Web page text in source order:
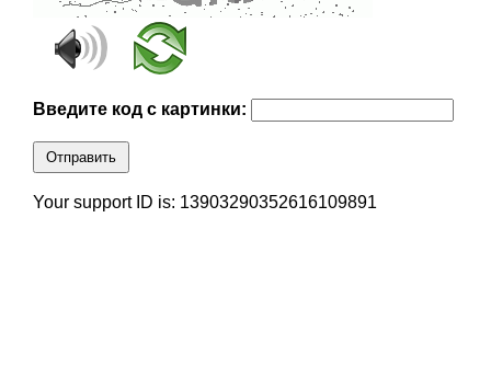
Введите код с картинки:
Отправить
Your support ID is: 13903290352616109891